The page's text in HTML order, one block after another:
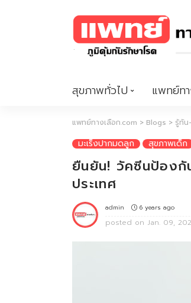
สุขภาพทั่วไป แพทย์ท
แพทย์ทางเลือก.com > Blogs > รู้ทัน
มะเร็งปากมดลูก สุขภาพเด็ก
ยืนยัน! วัคซีนป้องกั
ประเทศ
admin 6 years ago
posted on Jan. 09,